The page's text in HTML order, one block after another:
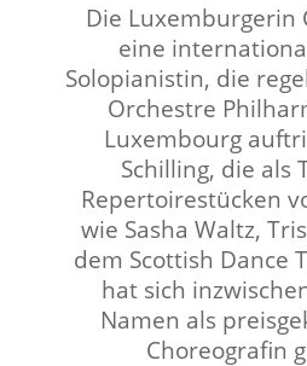
Die Luxemburgerin
eine
Solopianistin, die
Orchestre
Luxembourg
Schilling, die als
Repertoirestücken
wie Sasha Waltz,
dem Scottish Dance
hat sich
Namen als
Choreografin